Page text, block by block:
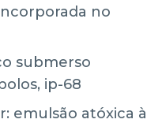
no
submerso
ip-68
emulsão atóxica à